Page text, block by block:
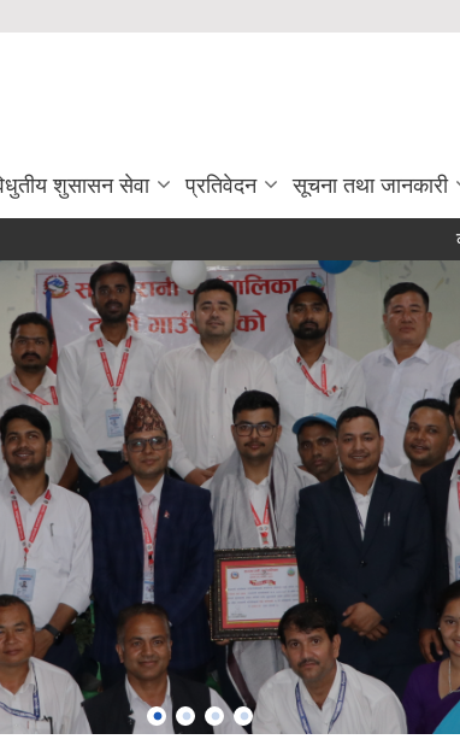
शुसासन सेवा प्रतिवेदन सूचना तथा जानकारी